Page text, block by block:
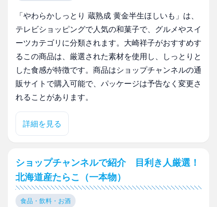
「やわらかしっとり 蔵熟成 黄金半生ほしいも」は、
テレビショッピングで人気の和菓子で、グルメやスイ
ーツカテゴリに分類されます。大崎祥子がおすすめす
るこの商品は、厳選された素材を使用し、しっとりと
した食感が特徴です。商品はショップチャンネルの通
販サイトで購入可能で、パッケージは予告なく変更さ
れることがあります。
詳細を見る
ショップチャンネルで紹介 目利き人厳選！
北海道産たらこ（一本物）
食品・飲料・お酒